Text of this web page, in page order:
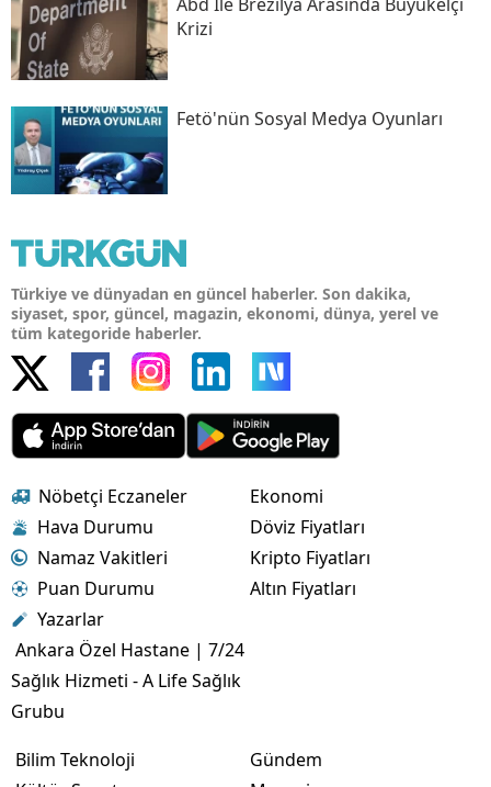
Abd Ile Brezilya Arasında Büyükelçi
Krizi
Fetö'nün Sosyal Medya Oyunları
Türkiye ve dünyadan en güncel haberler. Son dakika,
siyaset, spor, güncel, magazin, ekonomi, dünya, yerel ve
tüm kategoride haberler.
Nöbetçi Eczaneler
Hava Durumu
Namaz Vakitleri
Puan Durumu
Yazarlar
Ankara Özel Hastane | 7/24
Sağlık Hizmeti - A Life Sağlık
Grubu
Ekonomi
Döviz Fiyatları
Kripto Fiyatları
Altın Fiyatları
Bilim Teknoloji
Gündem